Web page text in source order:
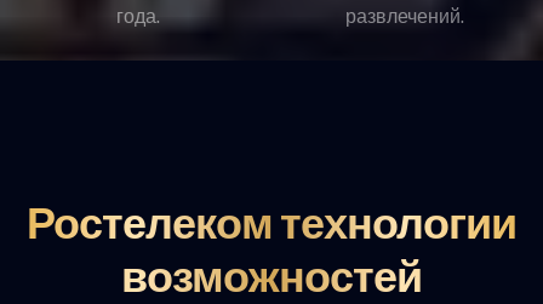
года.
развлечений.
Ростелеком технологии
возможностей